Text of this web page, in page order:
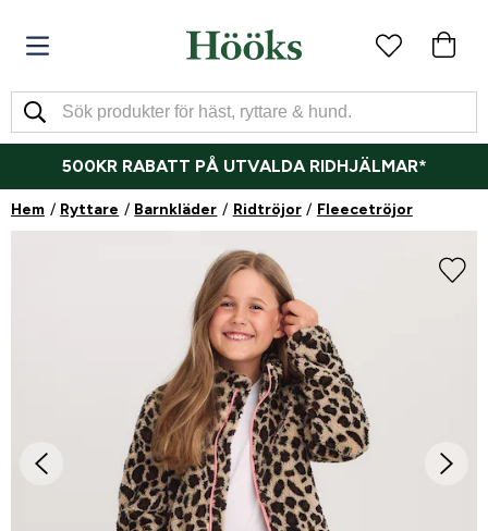
500KR RABATT PÅ UTVALDA RIDHJÄLMAR*
Hem Ryttare Barnkläder Ridtröjor Fleecetröjor